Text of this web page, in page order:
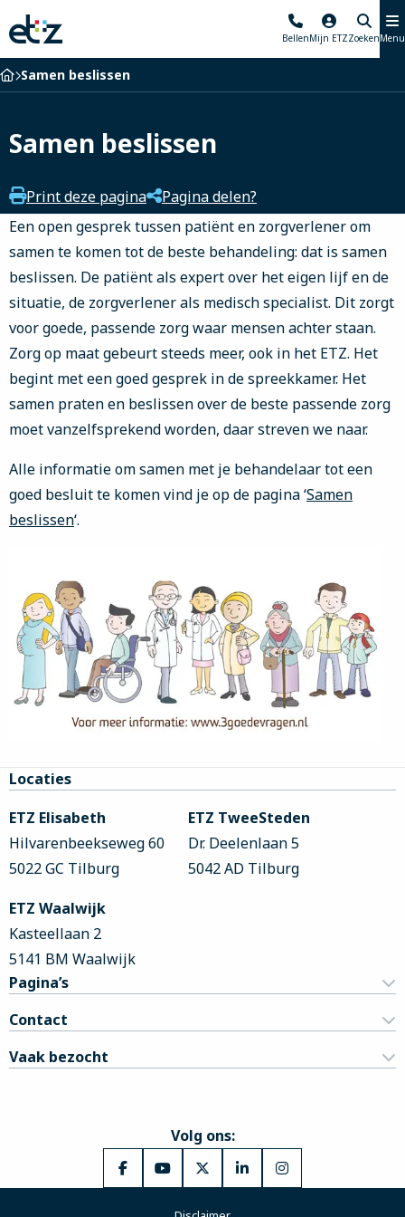
Elisabeth-
TweeSteden
Ziekenhuis
BellenMijn ETZZoekenMenu
Home
Samen beslissen
Samen beslissen
Print deze pagina
Pagina delen?
Een open gesprek tussen patiënt en zorgverlener om
samen te komen tot de beste behandeling: dat is samen
beslissen. De patiënt als expert over het eigen lijf en de
situatie, de zorgverlener als medisch specialist. Dit zorgt
voor goede, passende zorg waar mensen achter staan.
Zorg op maat gebeurt steeds meer, ook in het ETZ. Het
begint met een goed gesprek in de spreekkamer. Het
samen praten en beslissen over de beste passende zorg
moet vanzelfsprekend worden, daar streven we naar.
Alle informatie om samen met je behandelaar tot een
goed besluit te komen vind je op de pagina ‘Samen
beslissen‘.
Site
footer
Locaties
ETZ Elisabeth
Hilvarenbeekseweg 60
5022 GC Tilburg
ETZ TweeSteden
Dr. Deelenlaan 5
5042 AD Tilburg
ETZ Waalwijk
Kasteellaan 2
5141 BM Waalwijk
Pagina’s
Contact
Vaak bezocht
Volg ons:
Ga
Ga
Ga
Ga
Ga